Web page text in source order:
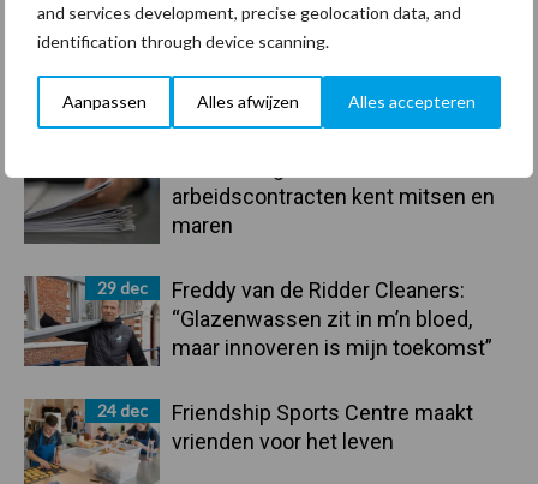
and services development, precise geolocation data, and
identification through device scanning.
Aanpassen Alles afwijzen Alles accepteren
Primaire
Sidebar
Recent nieuws Partner nieuws
arbeidscontracten kent mitsen en
maren
29 dec
Freddy van de Ridder Cleaners:
“Glazenwassen zit in m’n bloed,
maar innoveren is mijn toekomst”
24 dec
Friendship Sports Centre maakt
vrienden voor het leven